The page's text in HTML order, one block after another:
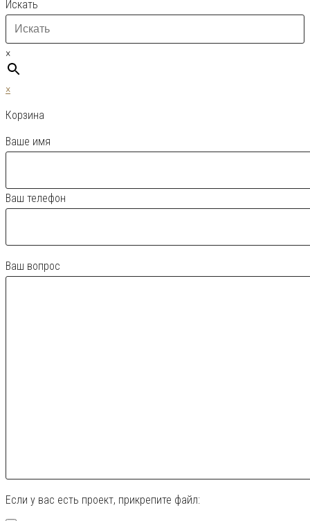
Искать
×
×
Корзина
Ваше имя
Ваш телефон
Ваш вопрос
Если у вас есть проект, прикрепите файл: